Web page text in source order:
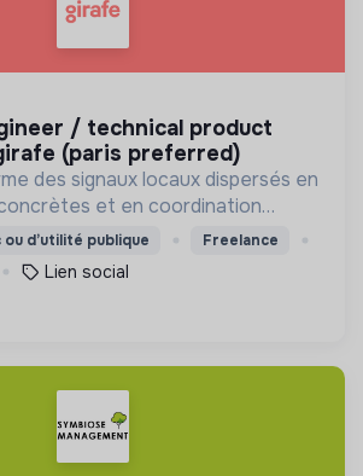
(paris preferred)
des signaux locaux dispersés en
et en coordination
d’utilité publique Freelance
Lien social